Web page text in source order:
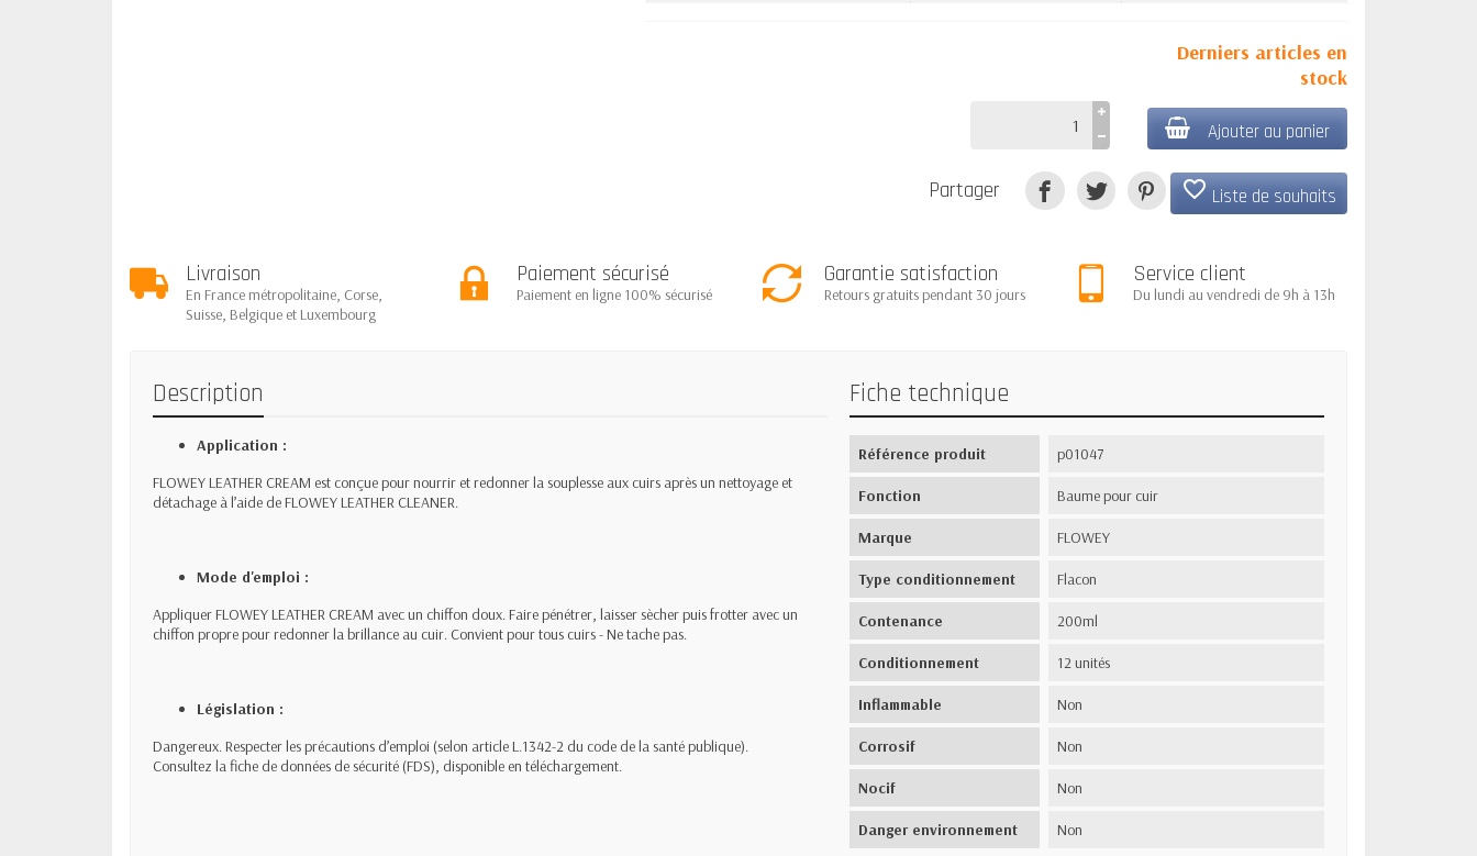
Derniers articles en
stock
Ajouter au panier
favorite_border Liste de souhaits
Partager
Livraison
En France métropolitaine, Corse,
Suisse, Belgique et Luxembourg
Paiement sécurisé
Paiement en ligne 100% sécurisé
Garantie satisfaction
Retours gratuits pendant 30 jours
Service client
Du lundi au vendredi de 9h à 13h
Description
Application :
FLOWEY LEATHER CREAM est conçue pour nourrir et redonner la souplesse aux cuirs après un nettoyage et
détachage à l’aide de FLOWEY LEATHER CLEANER.
Mode d'emploi :
Appliquer FLOWEY LEATHER CREAM avec un chiffon doux. Faire pénétrer, laisser sècher puis frotter avec un
chiffon propre pour redonner la brillance au cuir. Convient pour tous cuirs - Ne tache pas.
Législation :
Dangereux. Respecter les précautions d’emploi (selon article L.1342-2 du code de la santé publique).
Consultez la fiche de données de sécurité (FDS), disponible en téléchargement.
Fiche technique
Référence produit p01047
Fonction Baume pour cuir
Marque FLOWEY
Type conditionnement Flacon
Contenance 200ml
Conditionnement 12 unités
Inflammable Non
Corrosif Non
Nocif Non
Danger environnement Non